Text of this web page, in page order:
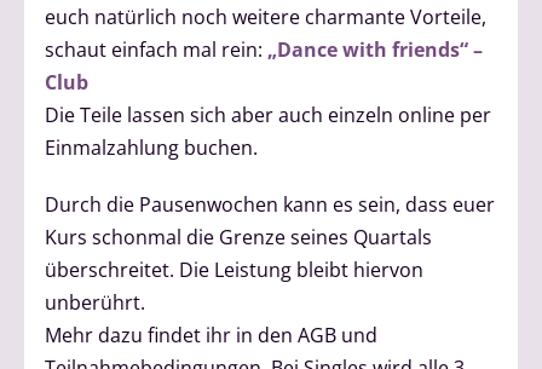
euch natürlich noch weitere charmante Vorteile,
schaut einfach mal rein: „Dance with friends“ –
Club
Die Teile lassen sich aber auch einzeln online per
Einmalzahlung buchen.
Durch die Pausenwochen kann es sein, dass euer
Kurs schonmal die Grenze seines Quartals
überschreitet. Die Leistung bleibt hiervon
unberührt.
Mehr dazu findet ihr in den AGB und